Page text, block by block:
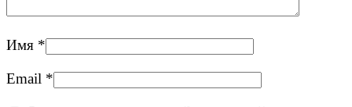
Имя *
Email *